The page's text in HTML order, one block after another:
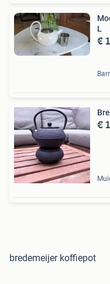
L
€
€
bredemeijer koffiepot